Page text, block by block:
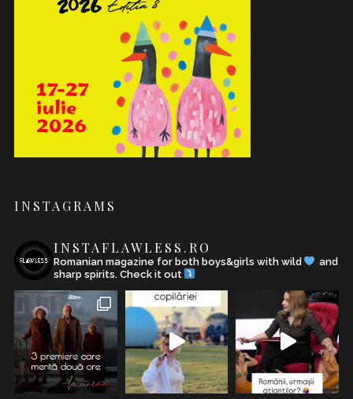
INSTAGRAMS
INSTAFLAWLESS.RO
Romanian magazine for both boys&girls with wild
and
sharp spirits. Check it out